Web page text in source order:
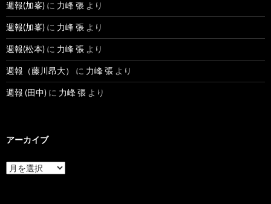
週報(加峯) に 力峰 張 より
週報(加峯) に 力峰 張 より
週報(松本) に 力峰 張 より
週報（藤川昂大） に 力峰 張 より
週報 (田中) に 力峰 張 より
アーカイブ
ア
ー